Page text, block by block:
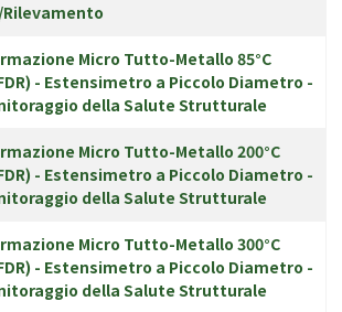
Micro Tutto-Metallo 85°C
- Estensimetro a Piccolo Diametro -
della Salute Strutturale
Micro Tutto-Metallo 200°C
- Estensimetro a Piccolo Diametro -
della Salute Strutturale
Micro Tutto-Metallo 300°C
- Estensimetro a Piccolo Diametro -
della Salute Strutturale